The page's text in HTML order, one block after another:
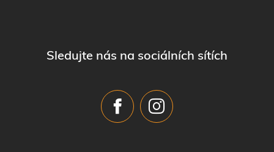
Sledujte nás na sociálních sítích